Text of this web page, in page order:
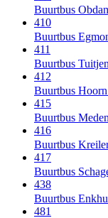
Buurtbus
410
Buurtbus
411
Buurtbus
412
Buurtbus
415
Buurtbus
416
Buurtbus
417
Buurtbus
438
Buurtbus
481